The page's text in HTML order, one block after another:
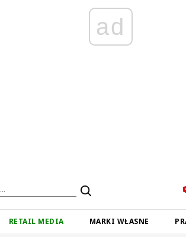
ad
RETAIL MEDIA MARKI WŁASNE